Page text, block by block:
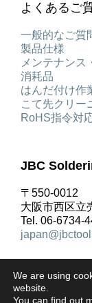
よくあるご
一般的なご質
製品仕様
メンテナンス
消耗品
はんだ付け作
こて先クリー
RoHS指令対
JBC
〒550-0012
大阪市西区立
Tel. 06-6734-
We are using
website.
You can find out